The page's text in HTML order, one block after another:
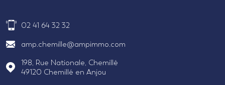
02 41 64 32 32
amp.chemille@ampimmo.com
198, Rue Nationale, Chemillé
49120
Chemillé en Anjou